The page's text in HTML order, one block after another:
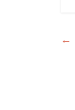
←